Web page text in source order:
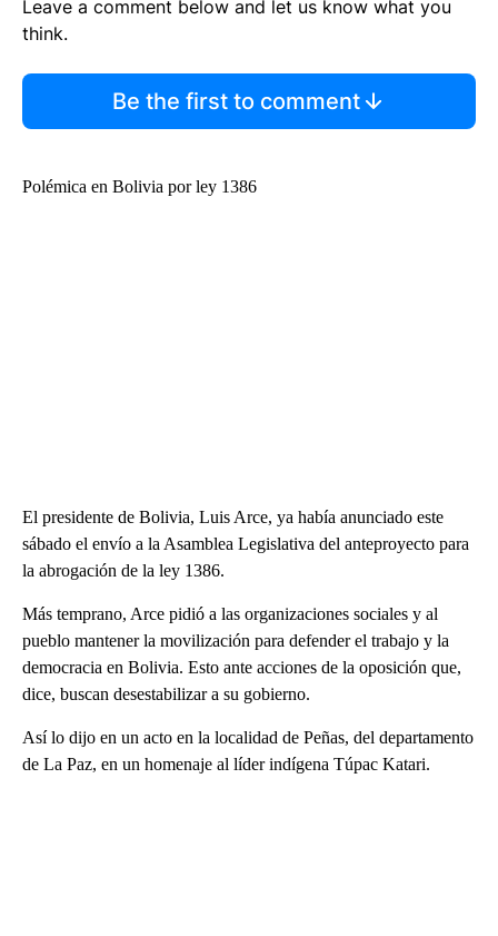
Leave a comment below and let us know what you
think.
Be the first to comment
Polémica en Bolivia por ley 1386
El presidente de Bolivia, Luis Arce, ya había anunciado este
sábado el envío a la Asamblea Legislativa del anteproyecto para
la abrogación de la ley 1386.
Más temprano, Arce pidió a las organizaciones sociales y al
pueblo mantener la movilización para defender el trabajo y la
democracia en Bolivia. Esto ante acciones de la oposición que,
dice, buscan desestabilizar a su gobierno.
Así lo dijo en un acto en la localidad de Peñas, del departamento
de La Paz, en un homenaje al líder indígena Túpac Katari.